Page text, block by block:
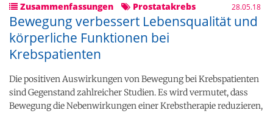
Zusammenfassungen Prostatakrebs 28.05.18
Bewegung verbessert Lebensqualität und
körperliche Funktionen bei
Krebspatienten
Die positiven Auswirkungen von Bewegung bei Krebspatienten
sind Gegenstand zahlreicher Studien. Es wird vermutet, dass
Bewegung die Nebenwirkungen einer Krebstherapie reduzieren,